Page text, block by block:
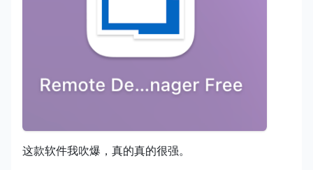
这款软件我吹爆，真的真的很强。